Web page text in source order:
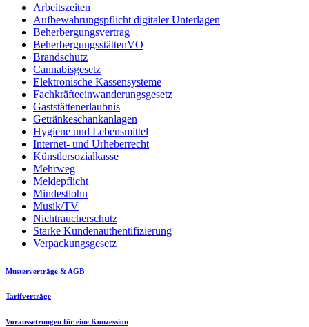
Arbeitszeiten
Aufbewahrungspflicht digitaler Unterlagen
Beherbergungsvertrag
BeherbergungsstättenVO
Brandschutz
Cannabisgesetz
Elektronische Kassensysteme
Fachkräfteeinwanderungsgesetz
Gaststättenerlaubnis
Getränkeschankanlagen
Hygiene und Lebensmittel
Internet- und Urheberrecht
Künstlersozialkasse
Mehrweg
Meldepflicht
Mindestlohn
Musik/TV
Nichtraucherschutz
Starke Kundenauthentifizierung
Verpackungsgesetz
Musterverträge & AGB
Tarifverträge
Voraussetzungen für eine Konzession